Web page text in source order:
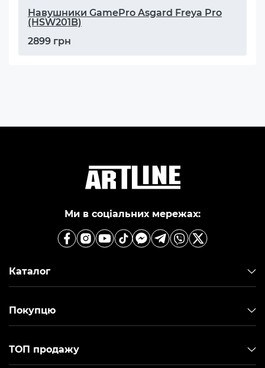
Навушники GamePro Asgard Freya Pro
(HSW201B)
2899 грн
Ми в соціальних мережах:
Каталог
Покупцю
ТОП продажу